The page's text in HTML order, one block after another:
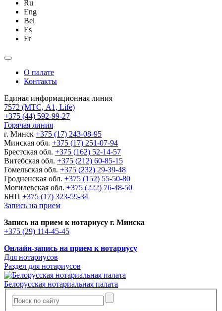
Ru
Eng
Bel
Es
Fr
О палате
Контакты
Единая информационная линия
7572 (МТС, A1, Life)
+375 (44) 592-99-27
Горячая линия
г. Минск +375 (17) 243-08-95
Минская обл. +375 (17) 251-07-94
Брестская обл. +375 (162) 52-14-57
Витебская обл. +375 (212) 60-85-15
Гомельская обл. +375 (232) 29-39-48
Гродненская обл. +375 (152) 55-50-80
Могилевская обл. +375 (222) 76-48-50
БНП +375 (17) 323-59-34
Запись на прием
Запись на прием к нотариусу г. Минска
+375 (29) 114-45-45
Онлайн-запись на прием к нотариусу
Для нотариусов
Раздел для нотариусов
Белорусская нотариальная палата